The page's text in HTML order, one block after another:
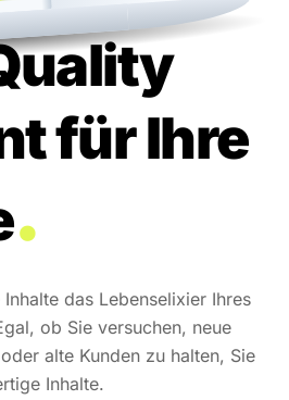
für Ihre
.
das Lebenselixier Ihres
ob Sie versuchen, neue
alte Kunden zu halten, Sie
Inhalte.